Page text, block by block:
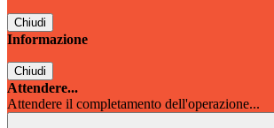
Chiudi
Informazione
Chiudi
Attendere...
Attendere il completamento dell'operazione...